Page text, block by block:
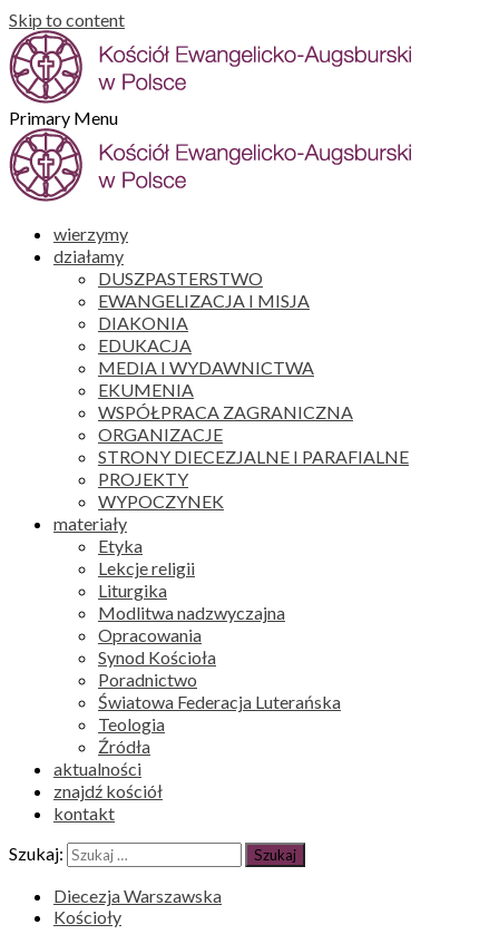
Skip to content
Primary Menu
wierzymy
działamy
DUSZPASTERSTWO
EWANGELIZACJA I MISJA
DIAKONIA
EDUKACJA
MEDIA I WYDAWNICTWA
EKUMENIA
WSPÓŁPRACA ZAGRANICZNA
ORGANIZACJE
STRONY DIECEZJALNE I PARAFIALNE
PROJEKTY
WYPOCZYNEK
materiały
Etyka
Lekcje religii
Liturgika
Modlitwa nadzwyczajna
Opracowania
Synod Kościoła
Poradnictwo
Światowa Federacja Luterańska
Teologia
Źródła
aktualności
znajdź kościół
kontakt
Szukaj:
Diecezja Warszawska
Kościoły